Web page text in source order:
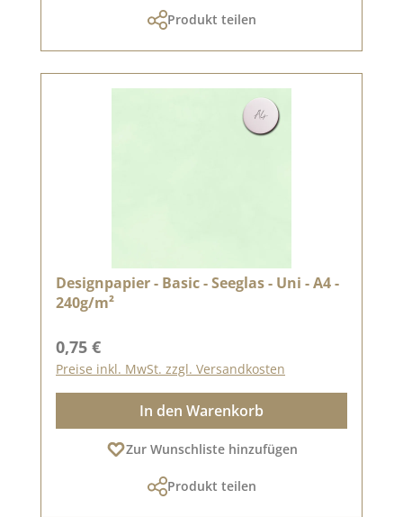
Produkt teilen
Designpapier - Basic - Seeglas - Uni - A4 -
240g/m²
Regulärer Preis:
0,75 €
Preise inkl. MwSt. zzgl. Versandkosten
In den Warenkorb
Zur Wunschliste hinzufügen
Produkt teilen